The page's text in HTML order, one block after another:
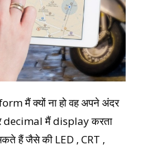
मैं क्यों ना हो वह अपने अंदर
decimal मैं display करता
हैं जैसे की LED , CRT ,